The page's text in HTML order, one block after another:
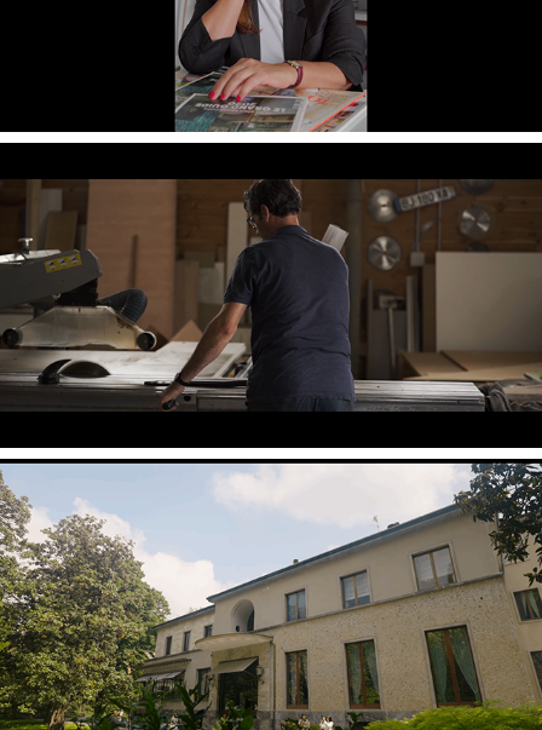
La Charolière
Milan Design Week - CDK Stone x est living